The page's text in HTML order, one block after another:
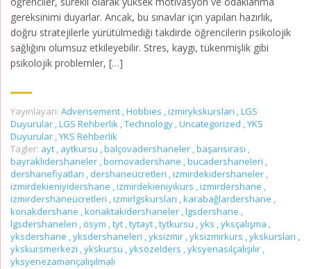
gereksinimi duyarlar. Ancak, bu sınavlar için yapılan hazırlık,
doğru stratejilerle yürütülmediği takdirde öğrencilerin psikolojik
sağlığını olumsuz etkileyebilir. Stres, kaygı, tükenmişlik gibi
psikolojik problemler, […]
Yayınlayan: Adverisement ,Hobbies ,izmirykskursları ,LGS
Duyurular ,LGS Rehberlik ,Technology ,Uncategorized ,YKS
Duyurular ,YKS Rehberlik
Tagler: ayt , aytkursu ,balçovadershaneler ,başarısırası ,
bayraklıdershaneler ,bornovadershane ,bucadershaneleri ,
dershanefiyatları , dershaneücretleri ,izmirdekidershaneler ,
izmirdekieniyidershane ,izmirdekieniyikurs ,izmirdershane ,
izmirdershaneücretleri ,izmirlgskursları ,karabağlardershane ,
konakdershane ,konaktakidershaneler ,lgsdershane ,
lgsdershaneleri , ösym ,tyt ,tytayt ,tytkursu ,yks ,yksçalışma ,
yksdershane ,yksdershaneleri ,yksizmir ,yksizmirkurs ,ykskursları ,
ykskursmerkezi ,ykskursu ,yksözelders ,yksyenasılçalışılır ,
yksyenezamançalışılmalı